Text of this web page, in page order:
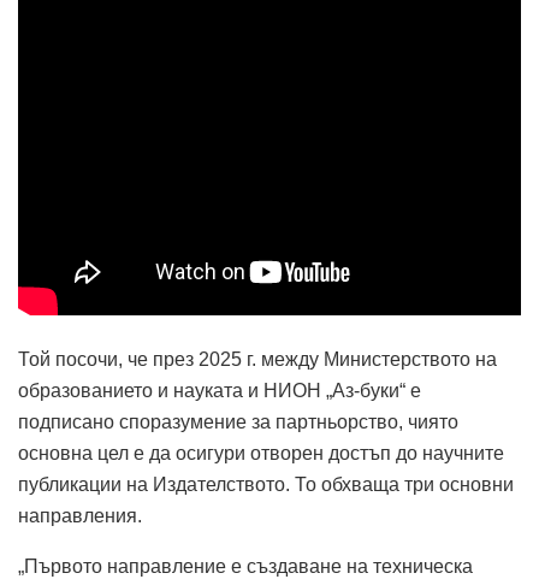
Той посочи, че през 2025 г. между Министерството на
образованието и науката и НИОН „Аз-буки“ е
подписано споразумение за партньорство, чиято
основна цел е да осигури отворен достъп до научните
публикации на Издателството. То обхваща три основни
направления.
„Първото направление е създаване на техническа